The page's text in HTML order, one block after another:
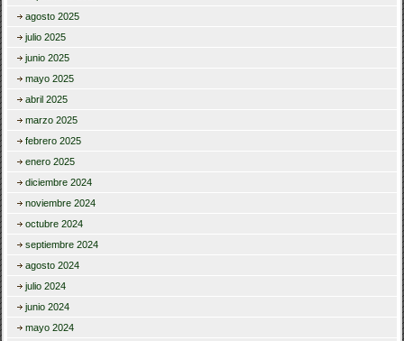
agosto 2025
julio 2025
junio 2025
mayo 2025
abril 2025
marzo 2025
febrero 2025
enero 2025
diciembre 2024
noviembre 2024
octubre 2024
septiembre 2024
agosto 2024
julio 2024
junio 2024
mayo 2024